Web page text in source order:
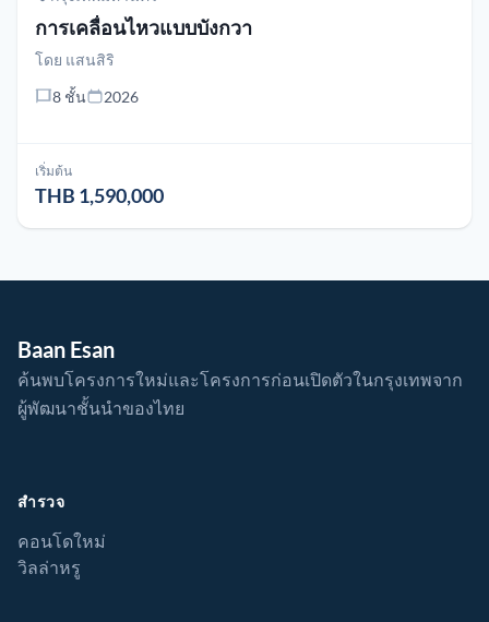
การเคลื่อนไหวแบบบังกวา
โดย แสนสิริ
8 ชั้น
2026
เริ่มต้น
THB 1,590,000
Baan Esan
ค้นพบโครงการใหม่และโครงการก่อนเปิดตัวในกรุงเทพจาก
ผู้พัฒนาชั้นนำของไทย
สำรวจ
คอนโดใหม่
วิลล่าหรู